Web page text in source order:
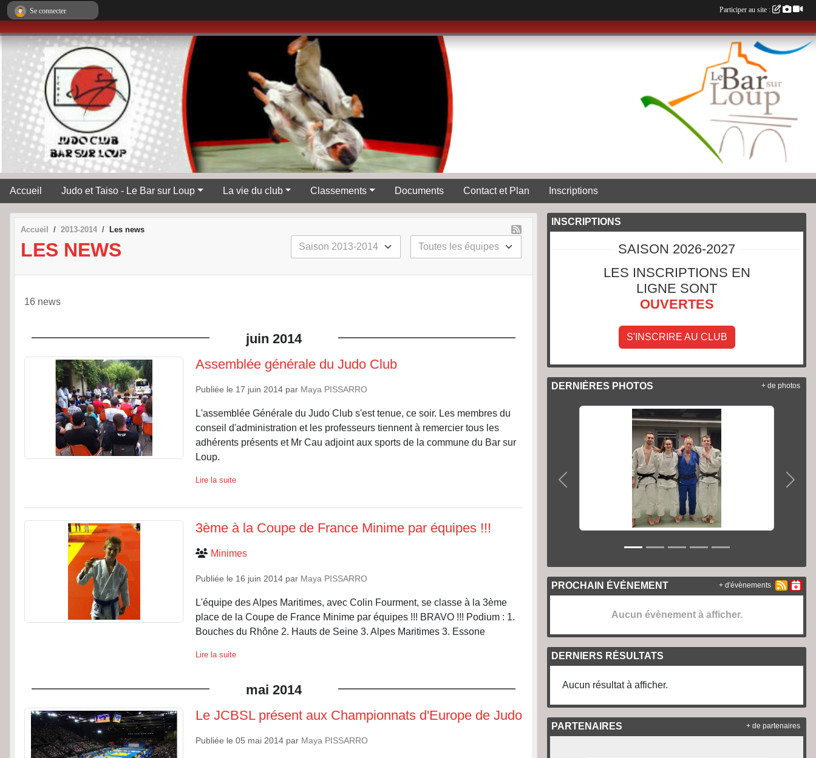
Accueil Judo et Taiso - Le Bar sur Loup La vie du club Classements Documents Contact et Plan Inscriptions
Accueil 2013-2014 Les news
LES NEWS
16 news
juin 2014
Assemblée générale du Judo Club
Publiée le 17 juin 2014par Maya PISSARRO
L'assemblée Générale du Judo Club s'est tenue, ce soir. Les membres du
conseil d'administration et les professeurs tiennent à remercier tous les
adhérents présents et Mr Cau adjoint aux sports de la commune du Bar sur
Loup.
Lire la suite
3ème à la Coupe de France Minime par équipes !!!
Minimes
Publiée le 16 juin 2014par Maya PISSARRO
L'équipe des Alpes Maritimes, avec Colin Fourment, se classe à la 3ème
place de la Coupe de France Minime par équipes !!! BRAVO !!! Podium : 1.
Bouches du Rhône 2. Hauts de Seine 3. Alpes Maritimes 3. Essone
Lire la suite
mai 2014
Le JCBSL présent aux Championnats d'Europe de Judo
Publiée le 05 mai 2014par Maya PISSARRO
INSCRIPTIONS
SAISON 2026-2027
LES INSCRIPTIONS EN
LIGNE SONT
OUVERTES
S'INSCRIRE AU CLUB
DERNIÈRES PHOTOS
Précedent
+ de photos
PROCHAIN ÉVÈNEMENT
Aucun évènement à afficher.
+ d'évènements
DERNIERS RÉSULTATS
Aucun résultat à afficher.
PARTENAIRES + de partenaires
Se connecter Participer au site :
Panneau de gestion des cookies